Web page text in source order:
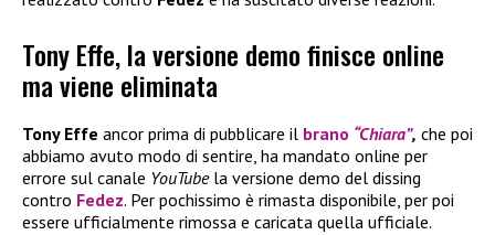
Tony Effe, la versione demo finisce online
ma viene eliminata
Tony Effe ancor prima di pubblicare il brano “Chiara”, che poi
abbiamo avuto modo di sentire, ha mandato online per
errore sul canale YouTube la versione demo del dissing
contro Fedez. Per pochissimo è rimasta disponibile, per poi
essere ufficialmente rimossa e caricata quella ufficiale.